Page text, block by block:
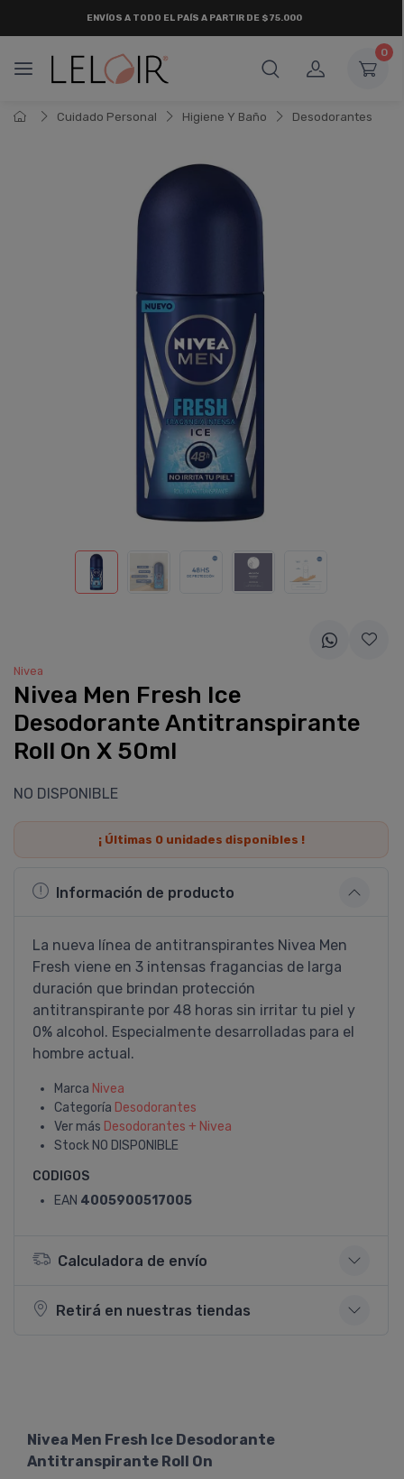
ENVÍOS A TODO EL PAÍS A PARTIR DE $75.000
0
Cuidado Personal Higiene Y Baño Desodorantes
Nivea
Nivea Men Fresh Ice
Desodorante Antitranspirante
Roll On X 50ml
NO DISPONIBLE
¡ Últimas 0unidades disponibles !
Información de producto
La nueva línea de antitranspirantes Nivea Men
Fresh viene en 3 intensas fragancias de larga
duración que brindan protección
antitranspirante por 48 horas sin irritar tu piel y
0% alcohol. Especialmente desarrolladas para el
hombre actual.
Marca Nivea
Categoría Desodorantes
Ver más Desodorantes + Nivea
Stock NO DISPONIBLE
CODIGOS
EAN 4005900517005
Calculadora de envío
Retirá en nuestras tiendas
Nivea Men Fresh Ice Desodorante
Antitranspirante Roll On